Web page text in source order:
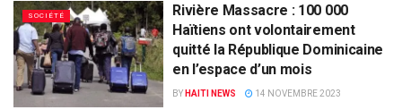
SOCIÉTÉ
Rivière Massacre : 100 000
Haïtiens ont volontairement
quitté la République Dominicaine
en l’espace d’un mois
BY HAITI NEWS 14 NOVEMBRE 2023